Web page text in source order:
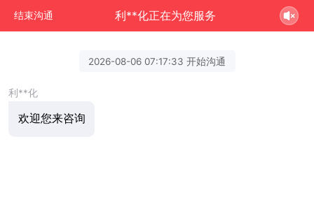
结束沟通 利**化正在为您服务
2026-08-06 07:17:33 开始沟通
利**化
欢迎您来咨询